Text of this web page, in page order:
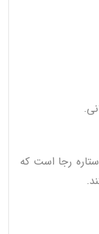
از محبوب‌ترین قطارهای 4 ستاره رجا است که